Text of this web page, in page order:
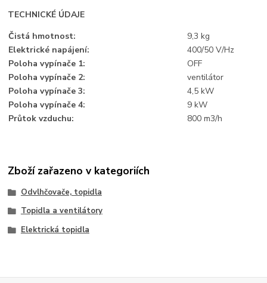
TECHNICKÉ ÚDAJE
Čistá hmotnost:
9,3 kg
Elektrické napájení:
400/50 V/Hz
Poloha vypínače 1:
OFF
Poloha vypínače 2:
ventilátor
Poloha vypínače 3:
4,5 kW
Poloha vypínače 4:
9 kW
Průtok vzduchu:
800 m3/h
Zboží zařazeno v kategoriích
Odvlhčovače, topidla
Topidla a ventilátory
Elektrická topidla